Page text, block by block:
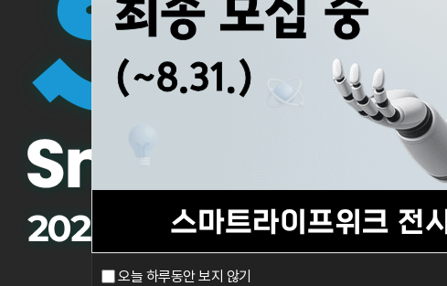
오늘 하루동안 보지 않기